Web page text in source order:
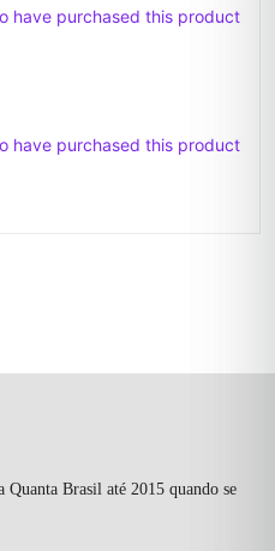
have purchased this product
have purchased this product
Quanta Brasil até 2015 quando se